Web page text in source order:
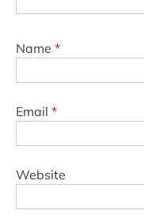
Name *
Email *
Website